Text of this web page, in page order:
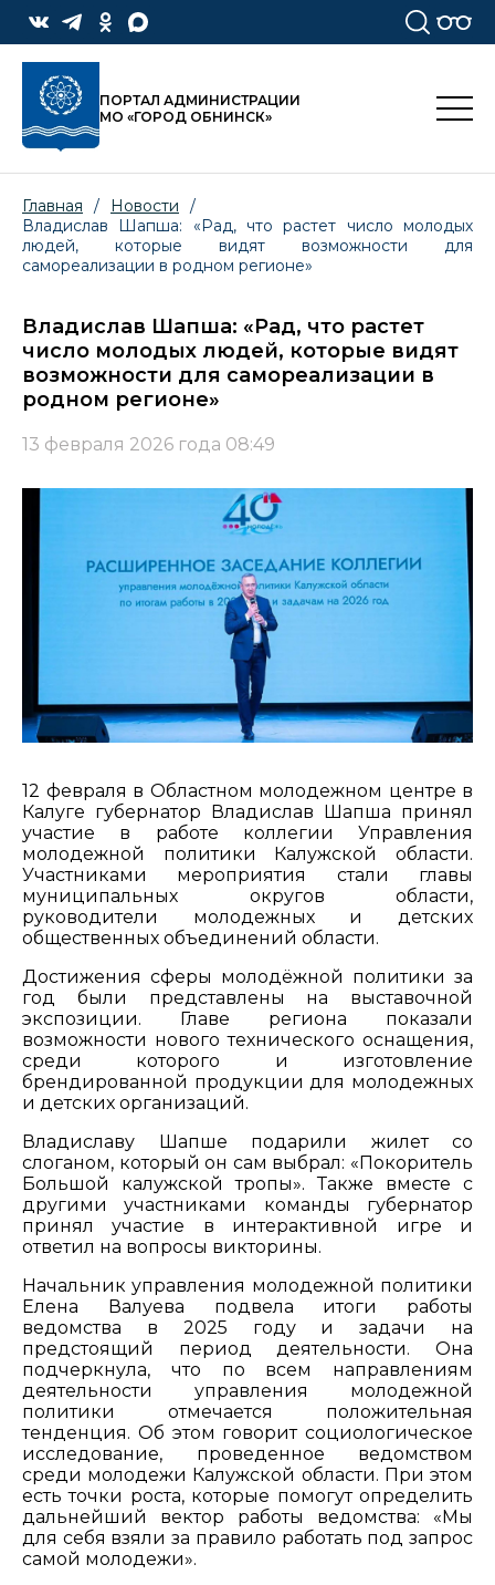
ПОРТАЛ АДМИНИСТРАЦИИ
МО «ГОРОД ОБНИНСК»
Главная / Новости
/
Владислав Шапша: «Рад, что растет число молодых
людей, которые видят возможности для
самореализации в родном регионе»
Владислав Шапша: «Рад, что растет
число молодых людей, которые видят
возможности для самореализации в
родном регионе»
13 февраля 2026 года 08:49
12 февраля в Областном молодежном центре в
Калуге губернатор Владислав Шапша принял
участие в работе коллегии Управления
молодежной политики Калужской области.
Участниками мероприятия стали главы
муниципальных округов области,
руководители молодежных и детских
общественных объединений области.
Достижения сферы молодёжной политики за
год были представлены на выставочной
экспозиции. Главе региона показали
возможности нового технического оснащения,
среди которого и изготовление
брендированной продукции для молодежных
и детских организаций.
Владиславу Шапше подарили жилет со
слоганом, который он сам выбрал: «Покоритель
Большой калужской тропы». Также вместе с
другими участниками команды губернатор
принял участие в интерактивной игре и
ответил на вопросы викторины.
Начальник управления молодежной политики
Елена Валуева подвела итоги работы
ведомства в 2025 году и задачи на
предстоящий период деятельности. Она
подчеркнула, что по всем направлениям
деятельности управления молодежной
политики отмечается положительная
тенденция. Об этом говорит социологическое
исследование, проведенное ведомством
среди молодежи Калужской области. При этом
есть точки роста, которые помогут определить
дальнейший вектор работы ведомства: «Мы
для себя взяли за правило работать под запрос
самой молодежи».